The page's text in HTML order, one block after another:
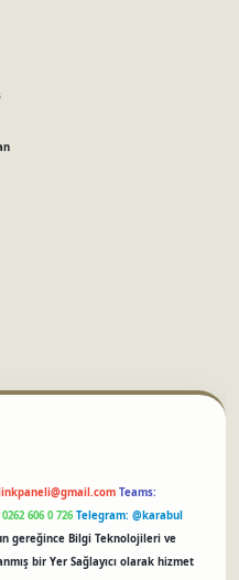
Teams:
606 0 726 Telegram: @karabul
gereğince Bilgi Teknolojileri ve
bir Yer Sağlayıcı olarak hizmet